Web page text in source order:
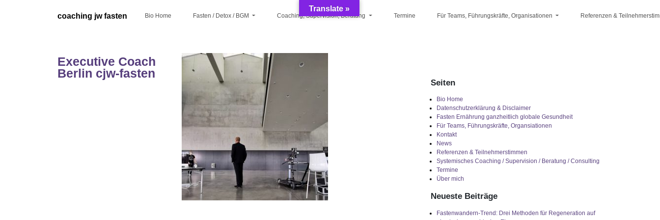
coaching jw fasten Bio Home Fasten / Detox / BGM Coaching, Supervision, Beratung Termine Für Teams, Führungskräfte, Organisationen Referenzen &
Executive Coach
Berlin cjw-fasten
Seiten
Bio Home
Datenschutzerklärung & Disclaimer
Fasten Ernährung ganzheitlich globale Gesundheit
Für Teams, Führungskräfte, Organsiationen
Kontakt
News
Referenzen & Teilnehmerstimmen
Systemisches Coaching / Supervision / Beratung / Consulting
Termine
Über mich
Neueste Beiträge
Fastenwandern-Trend: Drei Methoden für Regeneration auf
Translate »